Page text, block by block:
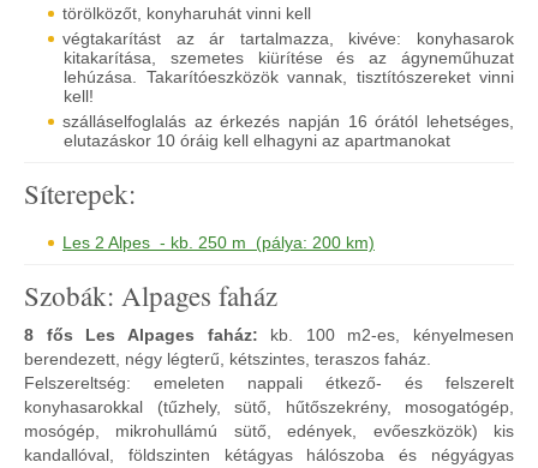
törölközőt, konyharuhát vinni kell
végtakarítást az ár tartalmazza, kivéve: konyhasarok
kitakarítása, szemetes kiürítése és az ágyneműhuzat
lehúzása. Takarítóeszközök vannak, tisztítószereket vinni
kell!
szálláselfoglalás az érkezés napján 16 órától lehetséges,
elutazáskor 10 óráig kell elhagyni az apartmanokat
Síterepek:
Les 2 Alpes - kb. 250 m (pálya: 200 km)
Szobák: Alpages faház
8 fős Les Alpages faház: kb. 100 m2-es, kényelmesen
berendezett, négy légterű, kétszintes, teraszos faház.
Felszereltség: emeleten nappali étkező- és felszerelt
konyhasarokkal (tűzhely, sütő, hűtőszekrény, mosogatógép,
mosógép, mikrohullámú sütő, edények, evőeszközök) kis
kandallóval, földszinten kétágyas hálószoba és négyágyas